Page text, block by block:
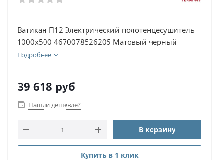
Ватикан П12 Электрический полотенцесушитель
1000х500 4670078526205 Матовый черный
Подробнее
39 618 руб
Нашли дешевле?
В корзину
Купить в 1 клик